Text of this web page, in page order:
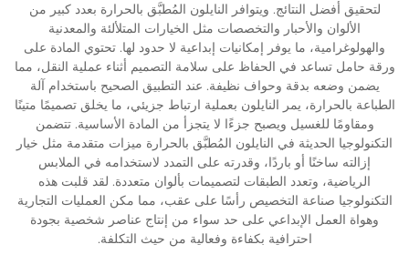
لتحقيق أفضل النتائج. ويتوافر النايلون المُطبَّق بالحرارة بعدد كبير من
الألوان والأحبار والتخصصات مثل الخيارات المتلألئة والمعدنية
والهولوغرامية، ما يوفر إمكانيات إبداعية لا حدود لها. تحتوي المادة على
ورقة حامل تساعد في الحفاظ على سلامة التصميم أثناء عملية النقل، مما
يضمن وضعه بدقة وحواف نظيفة. عند التطبيق الصحيح باستخدام آلة
الطباعة بالحرارة، يمر النايلون بعملية ارتباط جزيئي، ما يخلق تصميمًا متينًا
ومقاومًا للغسيل ويصبح جزءًا لا يتجزأ من المادة الأساسية. تتضمن
التكنولوجيا الحديثة في النايلون المُطبَّق بالحرارة ميزات متقدمة مثل خيار
إزالته ساخنًا أو باردًا، وقدرته على التمدد لاستخدامه في الملابس
الرياضية، وتعدد الطبقات لتصميمات بألوان متعددة. لقد قلبت هذه
التكنولوجيا صناعة التخصيص رأسًا على عقب، مما مكن العمليات التجارية
وهواة العمل الإبداعي على حد سواء من إنتاج عناصر شخصية بجودة
احترافية بكفاءة وفعالية من حيث التكلفة.